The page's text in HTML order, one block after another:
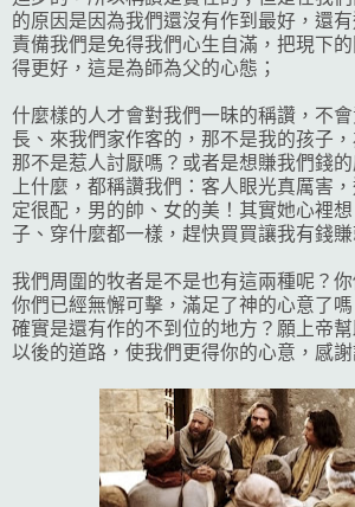
的原因是因為我們還沒有作到最好，還
責備我們是免得我們心生自滿，把現下
得更好，這是為師為父的心態；
什麼樣的人才會對我們一昧的稱讚，不
長、來我們家作客的，那不是我的孩子，
那不是惹人討厭嗎？或者是想賺我們錢
上什麼，都稱讚我們：客人眼光真厲害
定很配，男的帥、女的美！其實她心裡
子、穿什麼都一樣，趕快買買讓我有錢賺
我們周圍的牧者是不是也有這兩種呢？
你們已經無懈可擊，滿足了神的心意了
確實是還有作的不到位的地方？願上帝
以後的道路，使我們更得你的心意，感謝